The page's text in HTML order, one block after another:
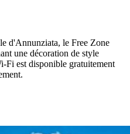
d'Annunziata, le Free Zone
une décoration de style
Fi est disponible gratuitement